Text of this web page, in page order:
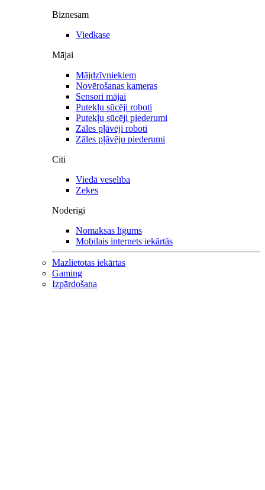
Biznesam
Viedkase
Mājai
Mājdzīvniekiem
Novērošanas kameras
Sensori mājai
Putekļu sūcēji roboti
Putekļu sūcēji piederumi
Zāles pļāvēji roboti
Zāles pļāvēju piederumi
Citi
Viedā veselība
Zeķes
Noderīgi
Nomaksas līgums
Mobilais internets iekārtās
Mazlietotas iekārtas
Gaming
Izpārdošana